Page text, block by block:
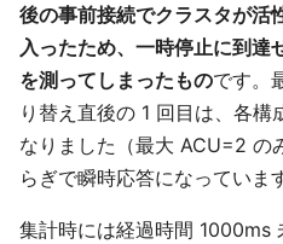
後の事前接続でクラスタが活
入ったため、一時停止に到達
を測ってしまったものです。
り替え直後の 1 回目は、各構
なりました（最大 ACU=2 の
らぎで瞬時応答になっていま
集計時には経過時間 1000ms